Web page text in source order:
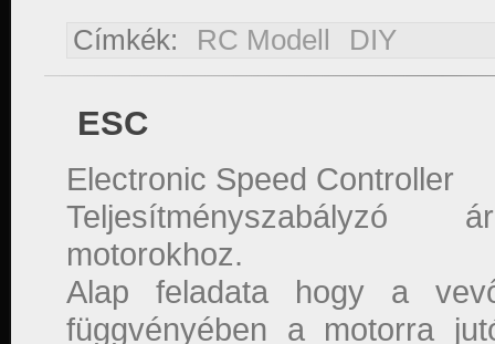
Címkék: RC Modell DIY
ESC
Electronic Speed Controller
Teljesítményszabályzó
motorokhoz.
Alap feladata hogy a
függvényében a motorra